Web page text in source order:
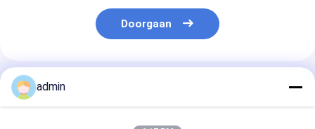
Doorgaan
Geadviseerde Producten
admin